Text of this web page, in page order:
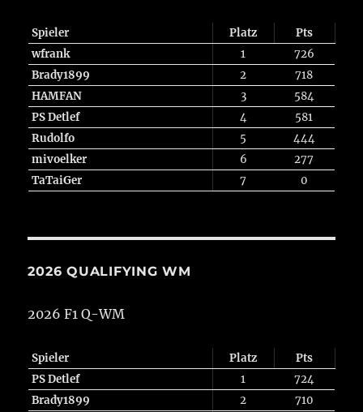
Spieler Platz
Pts
wfrank
1
726
Brady1899
2
718
HAMFAN
3
584
PS Detlef
4
581
Rudolfo
5
444
mivoelker
6
277
TaTaiGer
7 0
2026 QUALIFYING WM
2026 F1 Q-WM
Spieler Platz
Pts
PS Detlef
1
724
Brady1899
2
710